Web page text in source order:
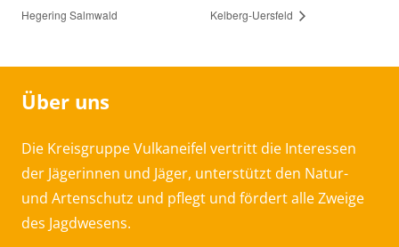
Hegering Salmwald
Kelberg-Uersfeld
Über uns
Die Kreisgruppe Vulkaneifel vertritt die Interessen
der Jägerinnen und Jäger, unterstützt den Natur-
und Artenschutz und pflegt und fördert alle Zweige
des Jagdwesens.